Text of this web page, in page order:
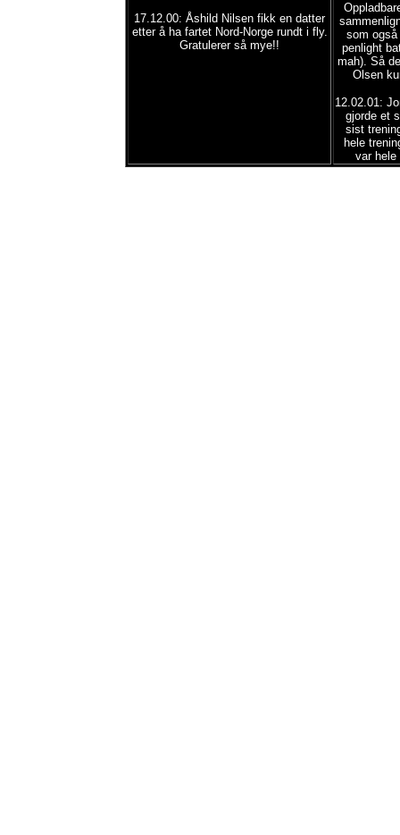
17.12.00: Åshild Nilsen fikk en datter
etter å ha fartet Nord-Norge rundt i fly.
Gratulerer så mye!!
som
penlight
mah). Så
Olsen
12.02.01:
gjorde et
sist
hele
var